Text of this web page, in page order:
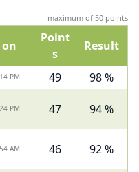
maximum of 50 points
Point
s
Result
PM 49 98 %
PM 47 94 %
AM 46 92 %